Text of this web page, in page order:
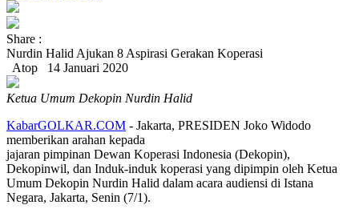
Share :
Nurdin Halid Ajukan 8 Aspirasi Gerakan Koperasi
Atop
14 Januari 2020
Ketua Umum Dekopin Nurdin Halid
KabarGOLKAR.COM - Jakarta, PRESIDEN Joko Widodo
memberikan arahan kepada
jajaran pimpinan Dewan Koperasi Indonesia (Dekopin),
Dekopinwil, dan Induk-induk koperasi yang dipimpin oleh Ketua
Umum Dekopin Nurdin Halid dalam acara audiensi di Istana
Negara, Jakarta, Senin (7/1).